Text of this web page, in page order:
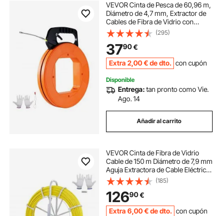
VEVOR Cinta de Pesca de 60,96 m,
Diámetro de 4,7 mm, Extractor de
Cables de Fibra de Vidrio con
Carcasa y Mango, Herramienta
Extractora de Cables para Paredes
y Conductos Eléctricos, no
Conductor
(295)
3790€
Extra 2,00 €de dto. con cupón
Disponible
Entrega:tan pronto como Vie.
Ago. 14
Añadir al carrito
VEVOR Cinta de Fibra de Vidrio
Cable de 150 m Diámetro de 7,9 mm
Aguja Extractora de Cable Eléctrico
Carrete de Conducto Soporte de
Acero 3 Cabezas Extractoras para
Conducto No Conductor de Pared
(185)
12690€
Extra 6,00 €de dto. con cupón